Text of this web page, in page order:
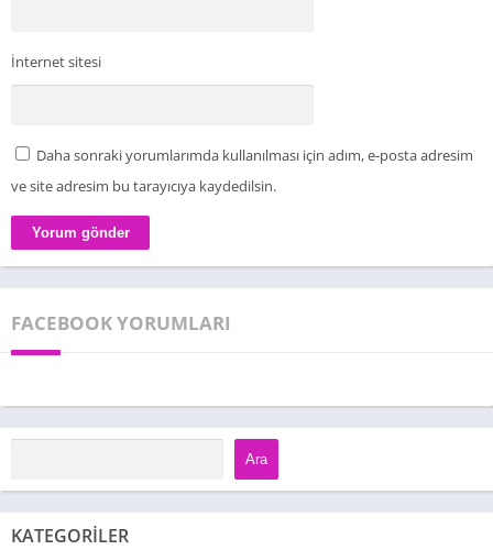
İnternet sitesi
Daha sonraki yorumlarımda kullanılması için adım, e-posta adresim
ve site adresim bu tarayıcıya kaydedilsin.
FACEBOOK YORUMLARI
Ara
KATEGORILER